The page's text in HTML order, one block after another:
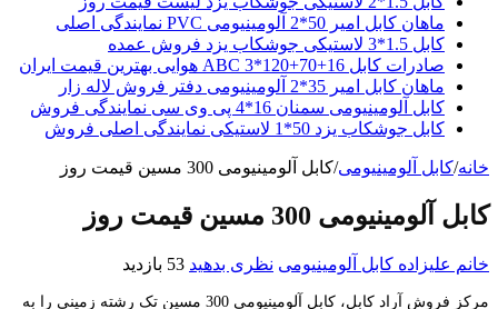
ماهان کابل امیر 50*2 آلومینیومی PVC نمایندگی اصلی
کابل 1.5*3 لاستیکی جوشکاب یزد فروش عمده
صادرات کابل 16+70+120*3 ABC هوایی بهترین قیمت ایران
ماهان کابل امیر 35*2 آلومینیومی دفتر فروش لاله زار
کابل آلومینیومی سمنان 16*4 پی وی سی نمایندگی فروش
کابل جوشکاب یزد 50*1 لاستیکی نمایندگی اصلی فروش
خانه/کابل آلومینیومی/کابل آلومینیومی 300 مسین قیمت روز
کابل آلومینیومی 300 مسین قیمت روز
خانم علیزاده کابل آلومینیومی نظری بدهید 53 بازدید
مرکز فروش آراد کابل، کابل آلومینیومی 300 مسین تک رشته زمینی را به